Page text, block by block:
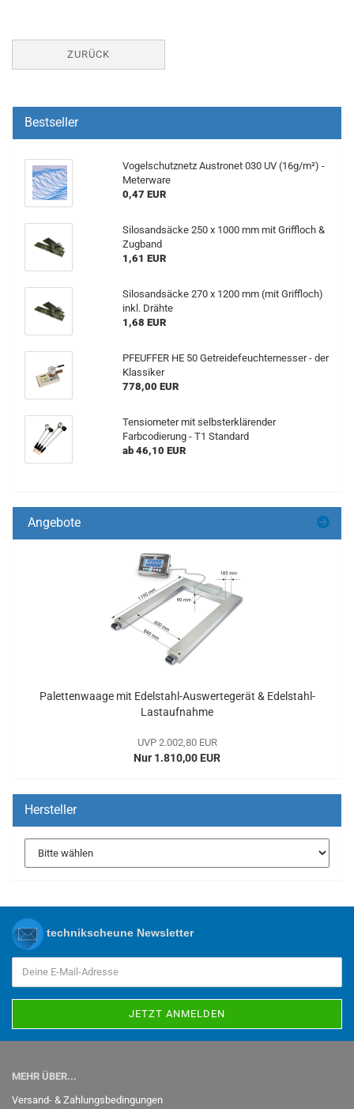
ZURÜCK
Bestseller
Vogelschutznetz Austronet 030 UV (16g/m²) -
Meterware
0,47 EUR
Silosandsäcke 250 x 1000 mm mit Griffloch &
Zugband
1,61 EUR
Silosandsäcke 270 x 1200 mm (mit Griffloch)
inkl. Drähte
1,68 EUR
PFEUFFER HE 50 Getreidefeuchtemesser - der
Klassiker
778,00 EUR
Tensiometer mit selbsterklärender
Farbcodierung - T1 Standard
ab 46,10 EUR
Angebote
Palettenwaage mit Edelstahl-Auswertegerät & Edelstahl-
Lastaufnahme
UVP 2.002,80 EUR
Nur 1.810,00 EUR
Hersteller
technikscheune Newsletter
MEHR ÜBER...
Versand- & Zahlungsbedingungen